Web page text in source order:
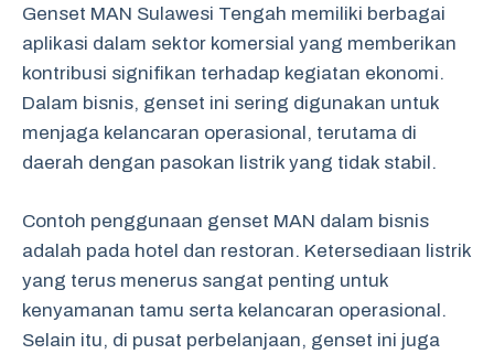
Genset MAN Sulawesi Tengah memiliki berbagai
aplikasi dalam sektor komersial yang memberikan
kontribusi signifikan terhadap kegiatan ekonomi.
Dalam bisnis, genset ini sering digunakan untuk
menjaga kelancaran operasional, terutama di
daerah dengan pasokan listrik yang tidak stabil.
Contoh penggunaan genset MAN dalam bisnis
adalah pada hotel dan restoran. Ketersediaan listrik
yang terus menerus sangat penting untuk
kenyamanan tamu serta kelancaran operasional.
Selain itu, di pusat perbelanjaan, genset ini juga